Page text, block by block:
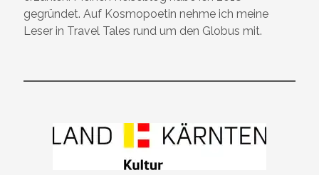
gegründet. Auf Kosmopoetin nehme ich meine
Leser in Travel Tales rund um den Globus mit.